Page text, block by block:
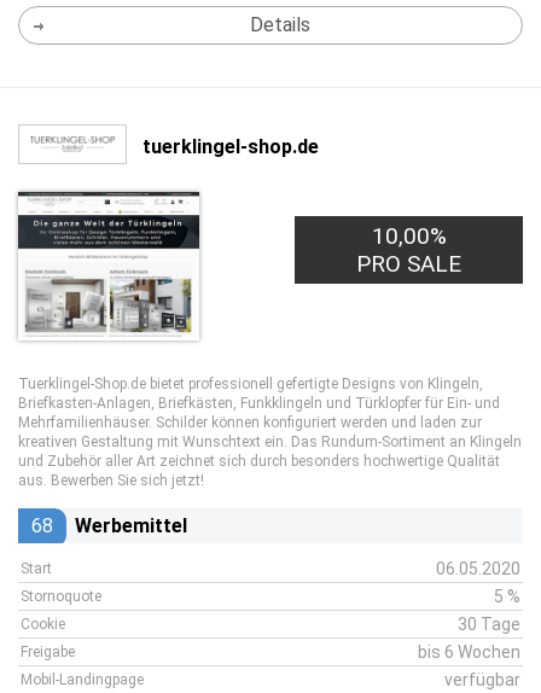
Details
tuerklingel-shop.de
10,00%
PRO SALE
Tuerklingel-Shop.de bietet professionell gefertigte Designs von Klingeln,
Briefkasten-Anlagen, Briefkästen, Funkklingeln und Türklopfer für Ein- und
Mehrfamilienhäuser. Schilder können konfiguriert werden und laden zur
kreativen Gestaltung mit Wunschtext ein. Das Rundum-Sortiment an Klingeln
und Zubehör aller Art zeichnet sich durch besonders hochwertige Qualität
aus. Bewerben Sie sich jetzt!
68 Werbemittel
Start 06.05.2020
Stornoquote 5 %
Cookie 30 Tage
Freigabe bis 6 Wochen
Mobil-Landingpage verfügbar